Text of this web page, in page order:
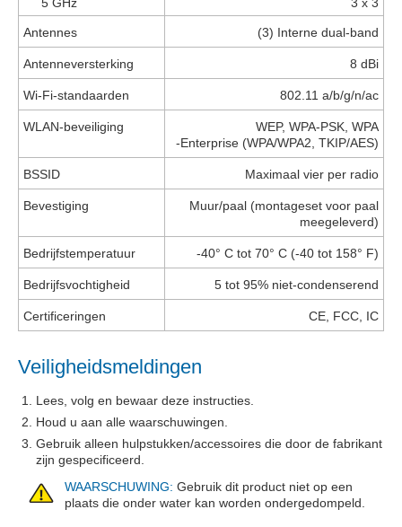
Antennes (3) Interne dual-band
Antenneversterking 8 dBi
Wi-Fi-standaarden 802.11 a/b/g/n/ac
WLAN-beveiliging
WEP, WPA-PSK, WPA
-Enterprise (WPA/WPA2, TKIP/AES)
BSSID Maximaal vier per radio
Bevestiging
Muur/paal (montageset voor paal
meegeleverd)
Bedrijfstemperatuur -40° C tot 70° C (-40 tot 158° F)
Bedrijfsvochtigheid 5 tot 95% niet-condenserend
Certificeringen CE, FCC, IC
Veiligheidsmeldingen
Lees, volg en bewaar deze instructies.
Houd u aan alle waarschuwingen.
Gebruik alleen hulpstukken/accessoires die door de fabrikant
zijn gespecificeerd.
WAARSCHUWING: Gebruik dit product niet op een
plaats die onder water kan worden ondergedompeld.